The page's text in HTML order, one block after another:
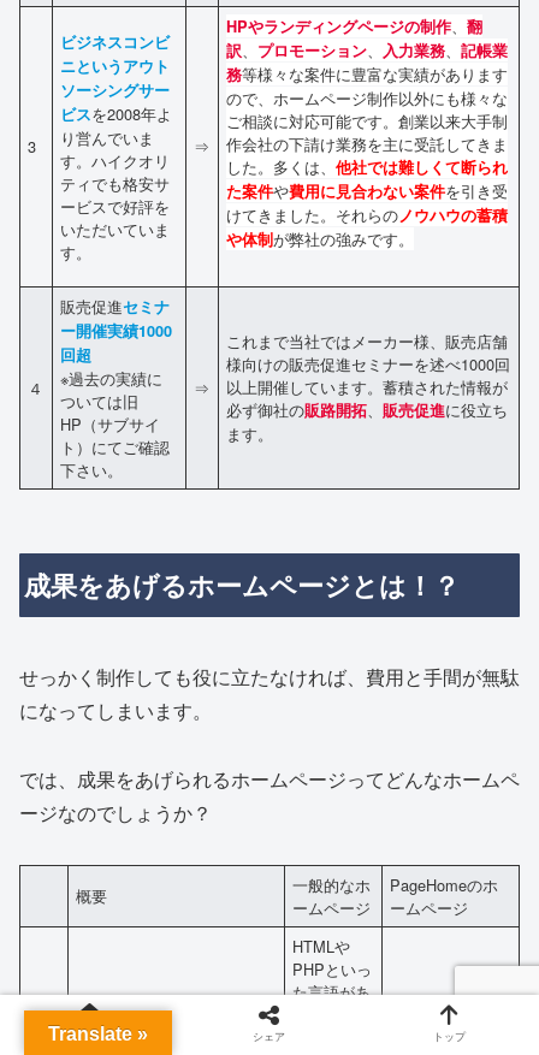
3
ビジネスコンビ
ニというアウト
ソーシングサー
ビスを2008年よ
り営んでいま
す。ハイクオリ
ティでも格安サ
ービスで好評を
いただいていま
す。
⇒
HPやランディングページの制作、翻
訳、 プロモーション、 入力業務、記帳業
務等様々な案件に豊富な実績があります
ので、ホームページ制作以外にも様々な
ご相談に対応可能です。創業以来大手制
作会社の下請け業務を主に受託してきま
した。多くは、他社では難しくて断られ
た案件や費用に見合わない案件を引き受
けてきました。それらのノウハウの蓄積
や体制が弊社の強みです。
４
販売促進セミナ
ー開催実績1000
回超
※過去の実績に
ついては旧
HP（サブサイ
ト）にてご確認
下さい。
⇒
これまで当社ではメーカー様、販売店舗
様向けの販売促進セミナーを述べ1000回
以上開催しています。蓄積された情報が
必ず御社の販路開拓、販売促進に役立ち
ます。
成果をあげるホームページとは！？
せっかく制作しても役に立たなければ、費用と手間が無駄
になってしまいます。
では、成果をあげられるホームページってどんなホームペ
ージなのでしょうか？
概要
一般的なホ
ームページ
PageHomeのホ
ームページ
HTMLや
PHPといっ
た言語があ
ホーム シェア トップ
Translate »